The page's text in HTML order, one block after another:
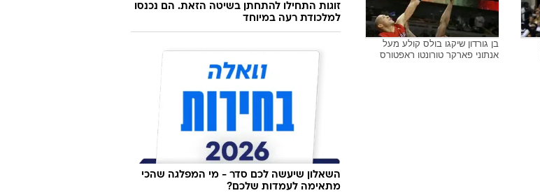
בן גורדון שיקגו בולס קולע מעל
אנתוני פארקר טורונטו ראפטורס
זוגות התחילו להתחתן בשיטה הזאת. הם נכנסו
למלכודת רעה במיוחד
השאלון שיעשה לכם סדר - מי המפלגה שהכי
מתאימה לעמדות שלכם?